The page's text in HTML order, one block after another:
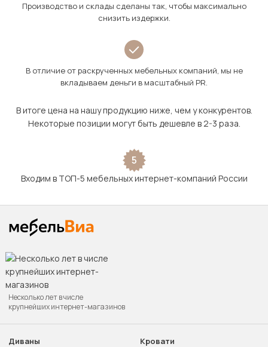
Производство и склады сделаны так, чтобы максимально
снизить издержки.
В отличие от раскрученных мебельных компаний, мы не
вкладываем деньги в масштабный PR.
В итоге цена на нашу продукцию ниже, чем у конкурентов.
Некоторые позиции могут быть дешевле в 2-3 раза.
5
Входим в ТОП-5 мебельных интернет-компаний России
Несколько лет в числе
крупнейших интернет-магазинов
Диваны
Кровати